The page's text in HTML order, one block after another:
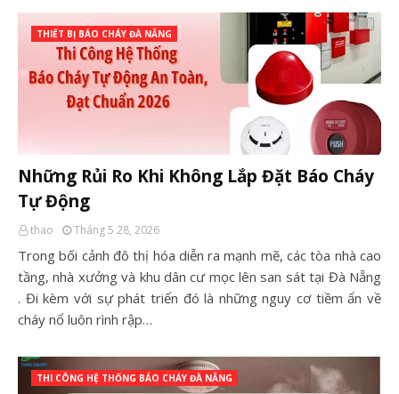
THIẾT BỊ BÁO CHÁY ĐÀ NẴNG
Những Rủi Ro Khi Không Lắp Đặt Báo Cháy
Tự Động
thao Tháng 5 28, 2026
Trong bối cảnh đô thị hóa diễn ra mạnh mẽ, các tòa nhà cao
tầng, nhà xưởng và khu dân cư mọc lên san sát tại Đà Nẵng
. Đi kèm với sự phát triển đó là những nguy cơ tiềm ẩn về
cháy nổ luôn rình rập…
THI CÔNG HỆ THỐNG BÁO CHÁY ĐÀ NẴNG